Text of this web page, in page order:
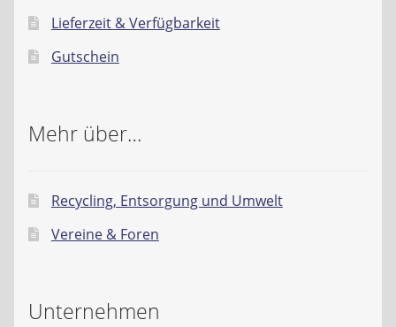
Lieferzeit & Verfügbarkeit
Gutschein
Mehr über…
Recycling, Entsorgung und Umwelt
Vereine & Foren
Unternehmen